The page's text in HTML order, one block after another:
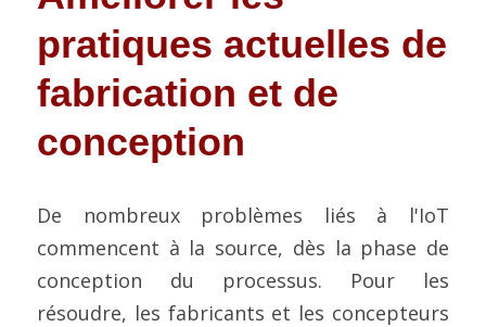
pratiques actuelles de
fabrication et de
conception
De nombreux problèmes liés à l'IoT
commencent à la source, dès la phase de
conception du processus. Pour les
résoudre, les fabricants et les concepteurs